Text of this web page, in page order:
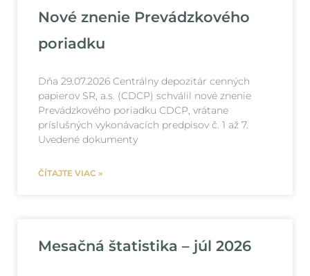
Nové znenie Prevádzkového
poriadku
Dňa 29.07.2026 Centrálny depozitár cenných
papierov SR, a.s. (CDCP) schválil nové znenie
Prevádzkového poriadku CDCP, vrátane
príslušných vykonávacích predpisov č. 1 až 7.
Uvedené dokumenty
ČÍTAJTE VIAC »
Mesačná štatistika – júl 2026